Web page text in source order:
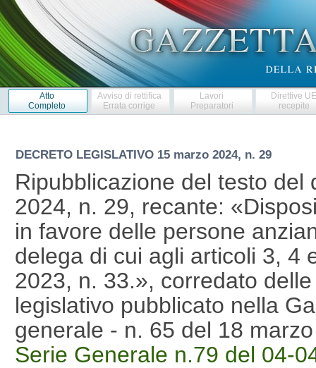
Atto
Completo
Avviso di rettifica
Errata corrige
Lavori
Preparatori
Direttive
recepite
DECRETO LEGISLATIVO 15 marzo 2024, n. 29
Ripubblicazione del testo
2024, n. 29, recante:
in favore delle persone
delega di cui agli articoli 3, 4
2023, n. 33.», corredato
legislativo pubblicato nella
generale - n. 65 del 18
Serie Generale n.79 del 04-